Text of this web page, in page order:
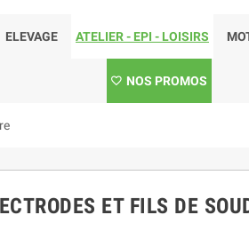
ELEVAGE ATELIER - EPI - LOISIRS
NOS PROMOS
ET FILS DE